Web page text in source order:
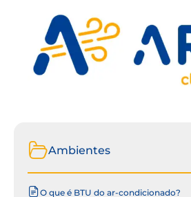
Ambientes
O que é BTU do ar-condicionado?